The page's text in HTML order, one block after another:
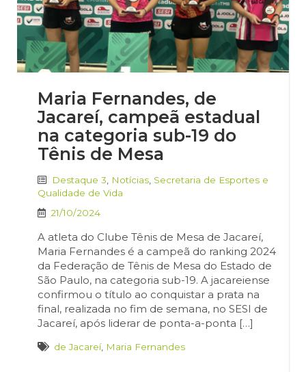
Maria Fernandes, de
Jacareí, campeã estadual
na categoria sub-19 do
Tênis de Mesa
Destaque 3 Notícias Secretaria de Esportes e
Qualidade de Vida
21/10/2024
A atleta do Clube Tênis de Mesa de Jacareí,
Maria Fernandes é a campeã do ranking 2024
da Federação de Tênis de Mesa do Estado de
São Paulo, na categoria sub-19. A jacareiense
confirmou o título ao conquistar a prata na
final, realizada no fim de semana, no SESI de
Jacareí, após liderar de ponta-a-ponta […]
de Jacareí, Maria Fernandes